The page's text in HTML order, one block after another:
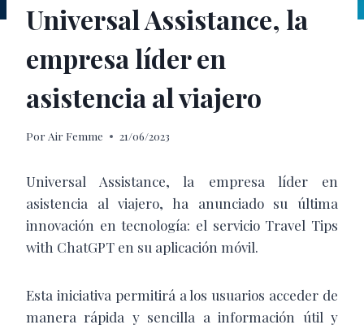
Universal Assistance, la
empresa líder en
asistencia al viajero
Por Air Femme 21/06/2023
Universal Assistance, la empresa líder en
asistencia al viajero, ha anunciado su última
innovación en tecnología: el servicio Travel Tips
with ChatGPT en su aplicación móvil.
Esta iniciativa permitirá a los usuarios acceder de
manera rápida y sencilla a información útil y